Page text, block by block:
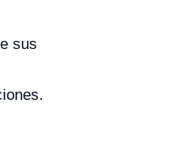
sus